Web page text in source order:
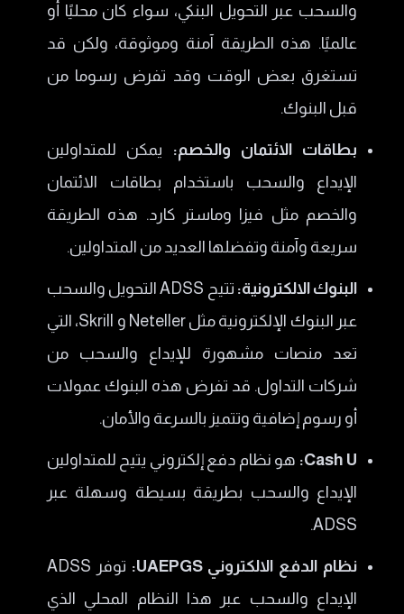
والسحب عبر التحويل البنكي، سواء كان محليًا أو
عالميًا. هذه الطريقة آمنة وموثوقة، ولكن قد
تستغرق بعض الوقت وقد تفرض رسوما من
قبل البنوك.
بطاقات الائتمان والخصم: يمكن للمتداولين
الإيداع والسحب باستخدام بطاقات الائتمان
والخصم مثل فيزا وماستر كارد. هذه الطريقة
سريعة وآمنة وتفضلها العديد من المتداولين.
البنوك الالكترونية:
تتيح ADSS التحويل والسحب
عبر البنوك الإلكترونية مثل Neteller و Skrill، التي
تعد منصات مشهورة للإيداع والسحب من
شركات التداول. قد تفرض هذه البنوك عمولات
أو رسوم إضافية وتتميز بالسرعة والأمان.
Cash U: هو نظام دفع إلكتروني يتيح للمتداولين
الإيداع والسحب بطريقة بسيطة وسهلة عبر
ADSS.
نظام الدفع الالكتروني UAEPGS:
توفر ADSS
الإيداع والسحب عبر هذا النظام المحلي الذي